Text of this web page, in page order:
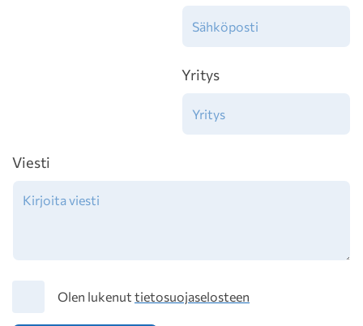
Yritys
Viesti
TietosuojaOlen lukenut tietosuojaselosteen